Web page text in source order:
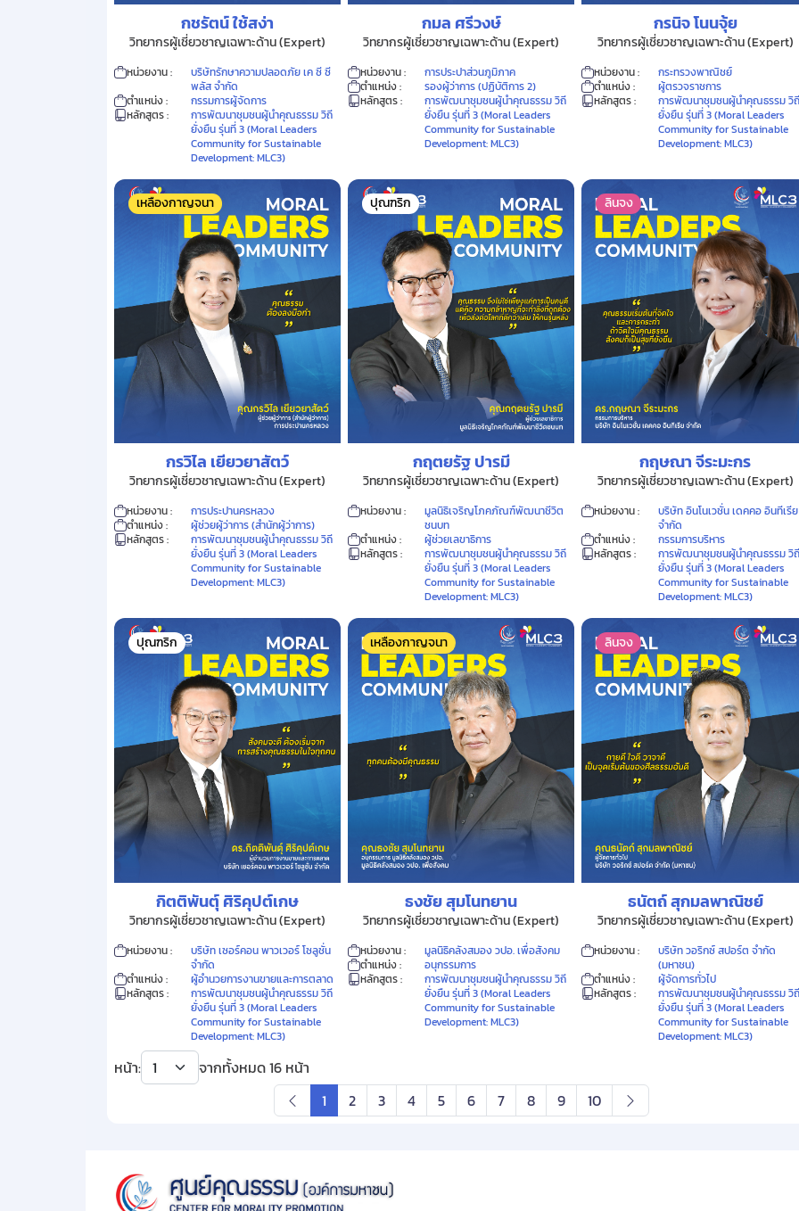
กชรัตน์ ใช้สง่า
วิทยากรผู้เชี่ยวชาญเฉพาะด้าน (Expert)
หน่วยงาน :
บริษัทรักษาความปลอดภัย เค ซี ซี
พลัส จำกัด
ตำแหน่ง :
กรรมการผู้จัดการ
หลักสูตร :
การพัฒนาชุมชนผู้นำคุณธรรม วิถี
ยั่งยืน รุ่นที่ 3 (Moral Leaders
Community for Sustainable
Development: MLC3)
กมล ศรีวงษ์
วิทยากรผู้เชี่ยวชาญเฉพาะด้าน (Expert)
หน่วยงาน :
การประปาส่วนภูมิภาค
ตำแหน่ง :
รองผู้ว่าการ (ปฏิบัติการ 2)
หลักสูตร :
การพัฒนาชุมชนผู้นำคุณธรรม วิถี
ยั่งยืน รุ่นที่ 3 (Moral Leaders
Community for Sustainable
Development: MLC3)
กรนิจ โนนจุ้ย
วิทยากรผู้เชี่ยวชาญเฉพาะด้าน (Expert)
หน่วยงาน :
กระทรวงพาณิชย์
ตำแหน่ง :
ผู้ตรวจราชการ
หลักสูตร :
การพัฒนาชุมชนผู้นำคุณธรรม วิ
ยั่งยืน รุ่นที่ 3 (Moral Leaders
Community for Sustainable
Development: MLC3)
เหลืองกาญจนา
กรวิไล เยียวยาสัตว์
วิทยากรผู้เชี่ยวชาญเฉพาะด้าน (Expert)
หน่วยงาน :
การประปานครหลวง
ตำแหน่ง :
ผู้ช่วยผู้ว่าการ (สำนักผู้ว่าการ)
หลักสูตร :
การพัฒนาชุมชนผู้นำคุณธรรม วิถี
ยั่งยืน รุ่นที่ 3 (Moral Leaders
Community for Sustainable
Development: MLC3)
ปุณฑริก
กฤตยรัฐ ปารมี
วิทยากรผู้เชี่ยวชาญเฉพาะด้าน (Expert)
หน่วยงาน :
มูลนิธิเจริญโภคภัณฑ์พัฒนาชีวิต
ชนบท
ตำแหน่ง :
ผู้ช่วยเลขาธิการ
หลักสูตร :
การพัฒนาชุมชนผู้นำคุณธรรม วิถี
ยั่งยืน รุ่นที่ 3 (Moral Leaders
Community for Sustainable
Development: MLC3)
ลินจง
กฤษณา จีระมะกร
วิทยากรผู้เชี่ยวชาญเฉพาะด้าน (Expert)
หน่วยงาน :
บริษัท อินโนเวชั่น เดคคอ อินทีเรีย
จำกัด
ตำแหน่ง :
กรรมการบริหาร
หลักสูตร :
การพัฒนาชุมชนผู้นำคุณธรรม วิ
ยั่งยืน รุ่นที่ 3 (Moral Leaders
Community for Sustainable
Development: MLC3)
ปุณฑริก
กิตติพันตุ์ ศิริคุปต์เกษ
วิทยากรผู้เชี่ยวชาญเฉพาะด้าน (Expert)
หน่วยงาน :
บริษัท เซอร์คอน พาวเวอร์ โซลูชั่น
จำกัด
ตำแหน่ง :
ผู้อำนวยการงานขายและการตลาด
หลักสูตร :
การพัฒนาชุมชนผู้นำคุณธรรม วิถี
ยั่งยืน รุ่นที่ 3 (Moral Leaders
Community for Sustainable
Development: MLC3)
เหลืองกาญจนา
ธงชัย สุมโนทยาน
วิทยากรผู้เชี่ยวชาญเฉพาะด้าน (Expert)
หน่วยงาน :
มูลนิธิคลังสมอง วปอ. เพื่อสังคม
ตำแหน่ง :
อนุกรรมการ
หลักสูตร :
การพัฒนาชุมชนผู้นำคุณธรรม วิถี
ยั่งยืน รุ่นที่ 3 (Moral Leaders
Community for Sustainable
Development: MLC3)
ลินจง
ธนัตถ์ สุกมลพาณิชย์
วิทยากรผู้เชี่ยวชาญเฉพาะด้าน (Expert)
หน่วยงาน :
บริษัท วอริกซ์ สปอร์ต จำกัด
(มหาชน)
ตำแหน่ง :
ผู้จัดการทั่วไป
หลักสูตร :
การพัฒนาชุมชนผู้นำคุณธรรม วิ
ยั่งยืน รุ่นที่ 3 (Moral Leaders
Community for Sustainable
Development: MLC3)
หน้า: จากทั้งหมด16 หน้า
1
2 3 4 5 6 7 8 9 10